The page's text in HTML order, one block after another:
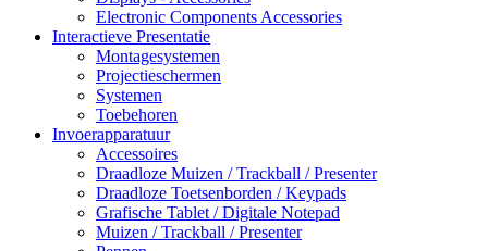
Electronic Components Accessories
Interactieve Presentatie
Montagesystemen
Projectieschermen
Systemen
Toebehoren
Invoerapparatuur
Accessoires
Draadloze Muizen / Trackball / Presenter
Draadloze Toetsenborden / Keypads
Grafische Tablet / Digitale Notepad
Muizen / Trackball / Presenter